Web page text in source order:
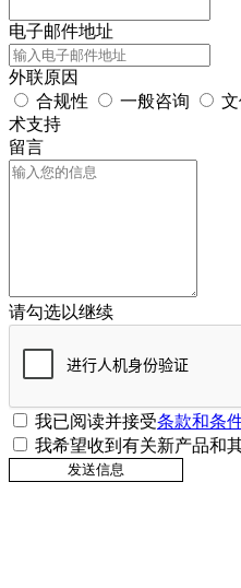
电子邮件地址
外联原因
合规性
一般咨询
术支持
留言
请勾选以继续
我已阅读并接受条款和条
我希望收到有关新产品和